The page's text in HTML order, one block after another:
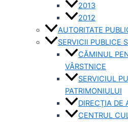
2013
2012
AUTORITATE
SERVICII PUBLICE
CĂMINUL
VÂRSTNICE
SERVICIUL
PATRIMONIULUI
DIRECȚIA DE
CENTRUL